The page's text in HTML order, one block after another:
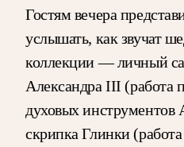
Гостям вечера
услышать, как звучат
коллекции — личный
Александра III
духовых инструментов
скрипка Глинки